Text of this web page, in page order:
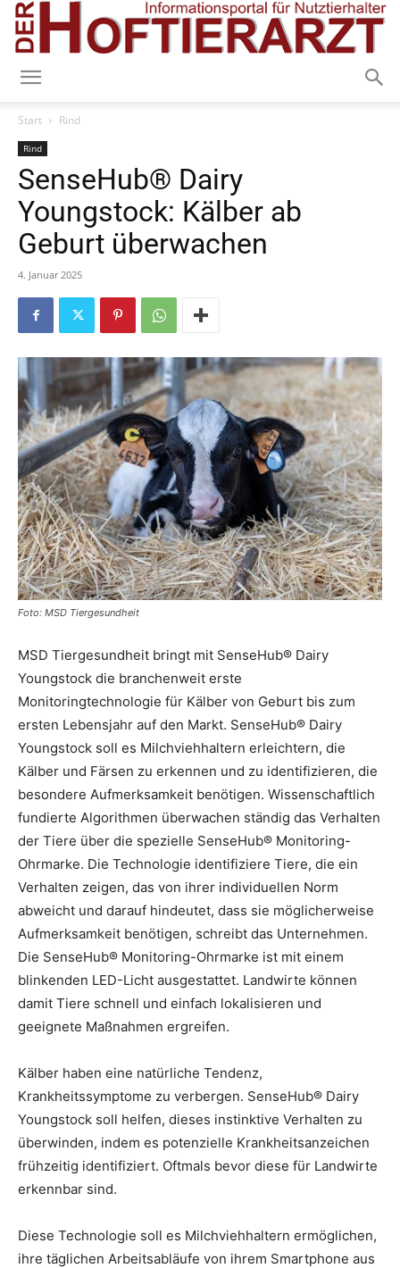
Start Rind
Rind
SenseHub® Dairy
Youngstock: Kälber ab
Geburt überwachen
4. Januar 2025
Foto: MSD Tiergesundheit
MSD Tiergesundheit bringt mit SenseHub® Dairy
Youngstock die branchenweit erste
Monitoringtechnologie für Kälber von Geburt bis zum
ersten Lebensjahr auf den Markt. SenseHub® Dairy
Youngstock soll es Milchviehhaltern erleichtern, die
Kälber und Färsen zu erkennen und zu identifizieren, die
besondere Aufmerksamkeit benötigen. Wissenschaftlich
fundierte Algorithmen überwachen ständig das Verhalten
der Tiere über die spezielle SenseHub® Monitoring-
Ohrmarke. Die Technologie identifiziere Tiere, die ein
Verhalten zeigen, das von ihrer individuellen Norm
abweicht und darauf hindeutet, dass sie möglicherweise
Aufmerksamkeit benötigen, schreibt das Unternehmen.
Die SenseHub® Monitoring-Ohrmarke ist mit einem
blinkenden LED-Licht ausgestattet. Landwirte können
damit Tiere schnell und einfach lokalisieren und
geeignete Maßnahmen ergreifen.
Kälber haben eine natürliche Tendenz,
Krankheitssymptome zu verbergen. SenseHub® Dairy
Youngstock soll helfen, dieses instinktive Verhalten zu
überwinden, indem es potenzielle Krankheitsanzeichen
frühzeitig identifiziert. Oftmals bevor diese für Landwirte
erkennbar sind.
Diese Technologie soll es Milchviehhaltern ermöglichen,
ihre täglichen Arbeitsabläufe von ihrem Smartphone aus